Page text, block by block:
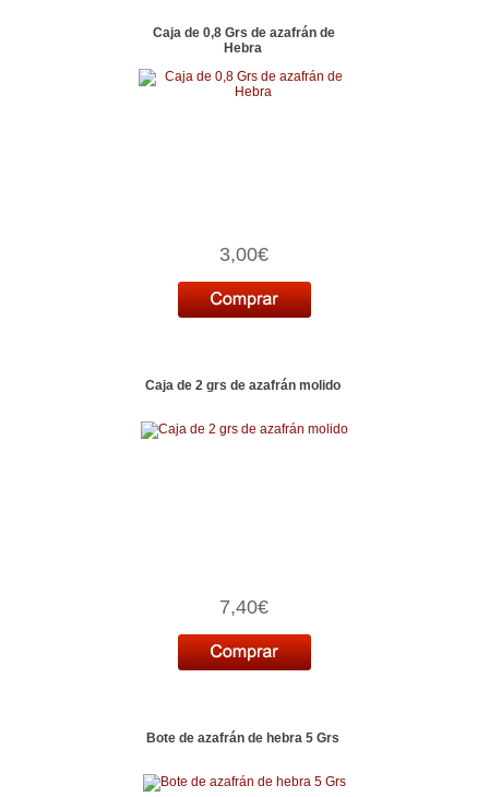
Caja de 0,8 Grs de azafrán de
Hebra
3,00€
Caja de 2 grs de azafrán molido
7,40€
Bote de azafrán de hebra 5 Grs